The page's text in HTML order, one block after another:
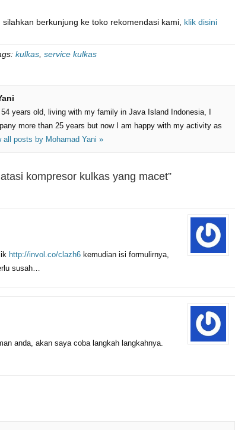
berkunjung ke toko rekomendasi kami, klik disini
kulkas service kulkas
54 years old, living with my family in Java Island Indonesia, I
more than 25 years but now I am happy with my activity as
all posts by Mohamad Yani »
kompresor kulkas yang macet”
http://invol.co/clazh6 kemudian isi formulirnya,
susah…
anda, akan saya coba langkah langkahnya.